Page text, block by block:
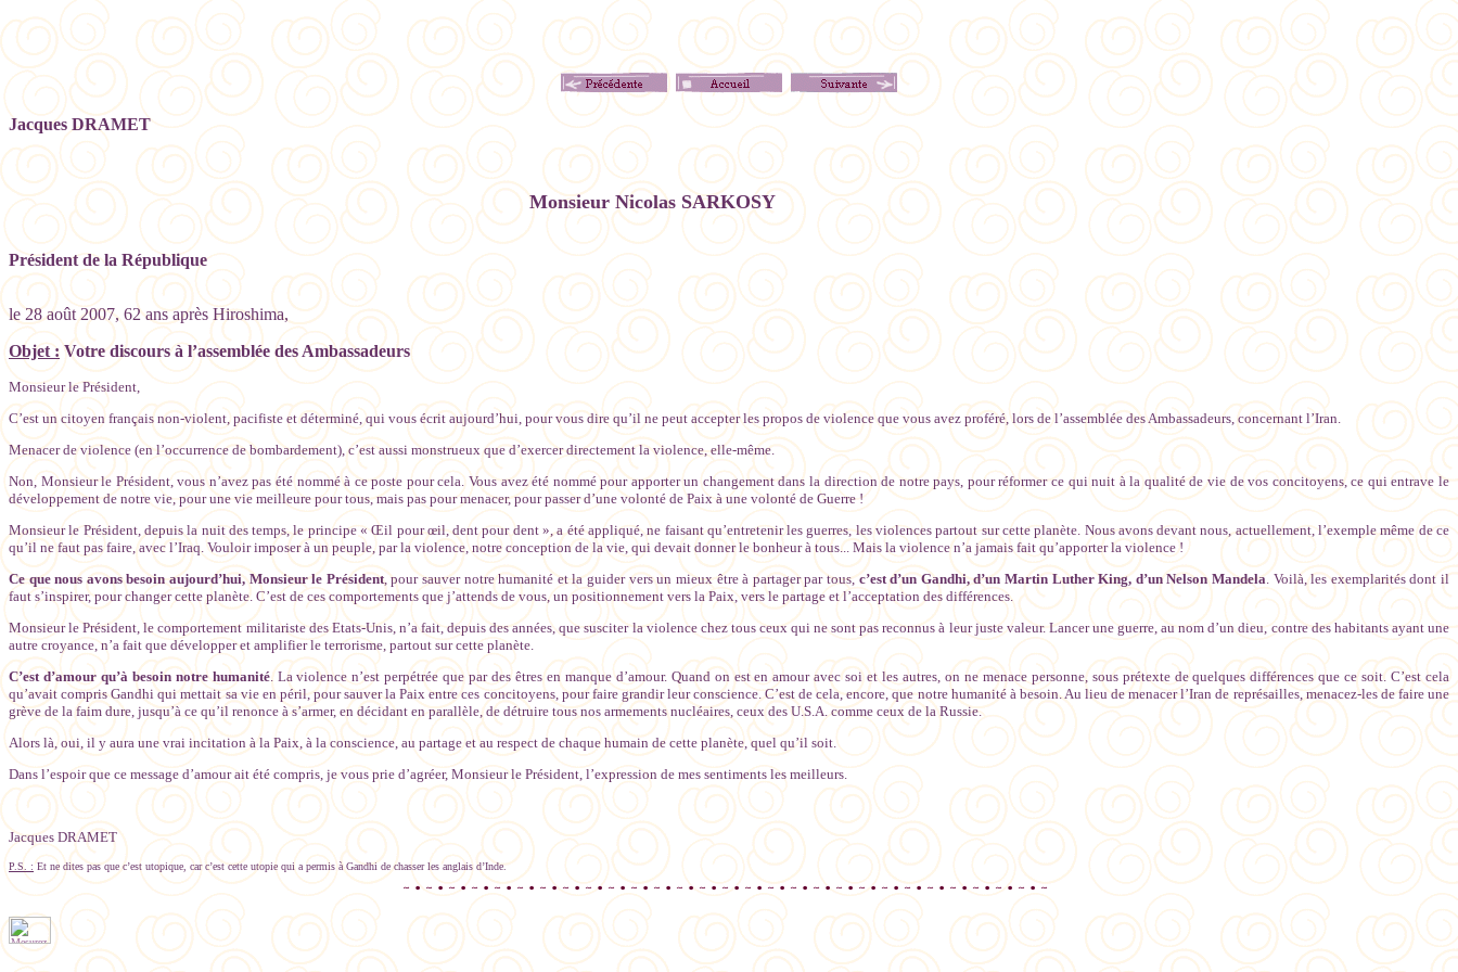
Jacques DRAMET
Monsieur Nicolas SARKOSY
Président de la République
le 28 août 2007, 62 ans après Hiroshima,
Objet : Votre discours à l’assemblée des Ambassadeurs
Monsieur le Président,
C’est un citoyen français non-violent, pacifiste et déterminé, qui vous écrit aujourd’hui, pour vous dire qu’il ne peut accepter les propos de violence que vous avez proféré, lors de l’assemblée des Ambassadeurs, concernant l’Iran.
Menacer de violence (en l’occurrence de bombardement), c’est aussi monstrueux que d’exercer directement la violence, elle-même.
Non, Monsieur le Président, vous n’avez pas été nommé à ce poste pour cela. Vous avez été nommé pour apporter un changement dans la direction de notre pays, pour réformer ce qui nuit à la qualité de vie de vos concitoyens, ce qui entrave le
développement de notre vie, pour une vie meilleure pour tous, mais pas pour menacer, pour passer d’une volonté de Paix à une volonté de Guerre !
Monsieur le Président, depuis la nuit des temps, le principe « Œil pour œil, dent pour dent », a été appliqué, ne faisant qu’entretenir les guerres, les violences partout sur cette planète. Nous avons devant nous, actuellement, l’exemple même de ce
qu’il ne faut pas faire, avec l’Iraq. Vouloir imposer à un peuple, par la violence, notre conception de la vie, qui devait donner le bonheur à tous... Mais la violence n’a jamais fait qu’apporter la violence !
Ce que nous avons besoin aujourd’hui, Monsieur le Président, pour sauver notre humanité et la guider vers un mieux être à partager par tous,c’est d’un Gandhi, d’un Martin Luther King, d’un Nelson Mandela. Voilà, les exemplarités dont il
faut s’inspirer, pour changer cette planète. C’est de ces comportements que j’attends de vous, un positionnement vers la Paix, vers le partage et l’acceptation des différences.
Monsieur le Président, le comportement militariste des Etats-Unis, n’a fait, depuis des années, que susciter la violence chez tous ceux qui ne sont pas reconnus à leur juste valeur. Lancer une guerre, au nom d’un dieu, contre des habitants ayant une
autre croyance, n’a fait que développer et amplifier le terrorisme, partout sur cette planète.
C’est d’amour qu’à besoin notre humanité. La violence n’est perpétrée que par des êtres en manque d’amour. Quand on est en amour avec soi et les autres, on ne menace personne, sous prétexte de quelques différences que ce soit. C’est cela
qu’avait compris Gandhi qui mettait sa vie en péril, pour sauver la Paix entre ces concitoyens, pour faire grandir leur conscience. C’est de cela, encore, que notre humanité à besoin. Au lieu de menacer l’Iran de représailles, menacez-les de faire une
grève de la faim dure, jusqu’à ce qu’il renonce à s’armer, en décidant en parallèle, de détruire tous nos armements nucléaires, ceux des U.S.A. comme ceux de la Russie.
Alors là, oui, il y aura une vrai incitation à la Paix, à la conscience, au partage et au respect de chaque humain de cette planète, quel qu’il soit.
Dans l’espoir que ce message d’amour ait été compris, je vous prie d’agréer, Monsieur le Président, l’expression de mes sentiments les meilleurs.
Jacques DRAMET
P.S. :Et ne dites pas que c’est utopique, car c’est cette utopie qui a permis à Gandhi de chasser les anglais d’Inde.